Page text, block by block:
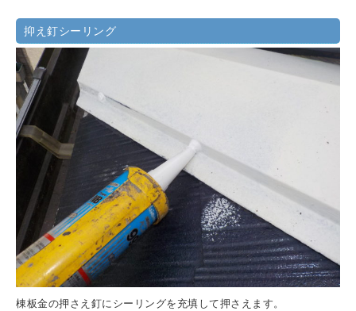
抑え釘シーリング
棟板金の押さえ釘にシーリングを充填して押さえます。